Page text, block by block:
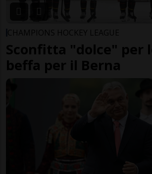
CHAMPIONS HOCKEY LEAGUE
Sconfitta "dolce" per
beffa per il Berna